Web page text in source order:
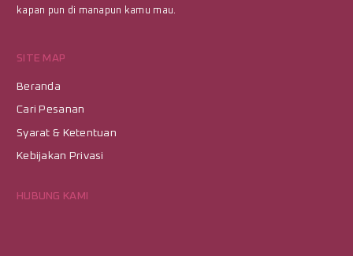
kapan pun di manapun kamu mau.
SITE MAP
Beranda
Cari Pesanan
Syarat & Ketentuan
Kebijakan Privasi
HUBUNG KAMI